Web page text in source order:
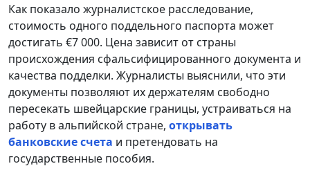
Как показало журналистское расследование,
стоимость одного поддельного паспорта может
достигать €7 000. Цена зависит от страны
происхождения сфальсифицированного документа и
качества подделки. Журналисты выяснили, что эти
документы позволяют их держателям свободно
пересекать швейцарские границы, устраиваться на
работу в альпийской стране, открывать
банковские счета и претендовать на
государственные пособия.